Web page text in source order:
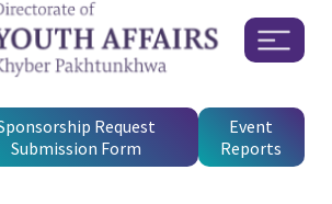
Request
Submission Form
Event
Reports